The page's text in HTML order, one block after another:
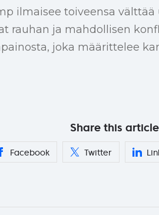
ilmaisee toiveensa
rauhan ja mahdollisen
joka määrittelee
Share this
Facebook Twitter